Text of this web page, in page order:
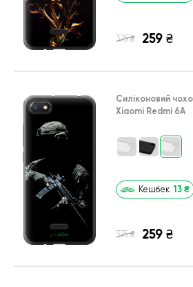
375 ₴ 259 ₴
Силіконовий
Xiaomi Redmi 6A
Кешбек 13 ₴
375 ₴ 259 ₴